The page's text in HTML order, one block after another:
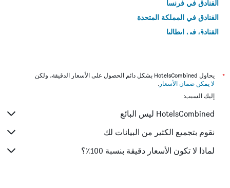
الفنادق في فرنسا
الفنادق في المملكة المتحدة
الفنادق في إيطاليا
*
يحاول HotelsCombined بشكل دائم الحصول على الأسعار الدقيقة، ولكن
لا يمكن ضمان الأسعار .
إليك السبب:
HotelsCombined ليس البائع
نقوم بتجميع الكثير من البيانات لك
لماذا لا تكون الأسعار دقيقة بنسبة 100٪؟